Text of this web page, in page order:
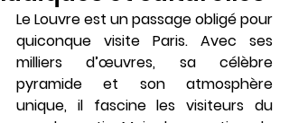
Le Louvre est un passage obligé pour
quiconque visite Paris. Avec ses
milliers d’œuvres, sa célèbre
pyramide et son atmosphère
unique, il fascine les visiteurs du